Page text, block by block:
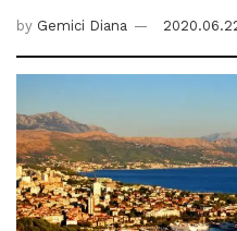
by Gemici Diana